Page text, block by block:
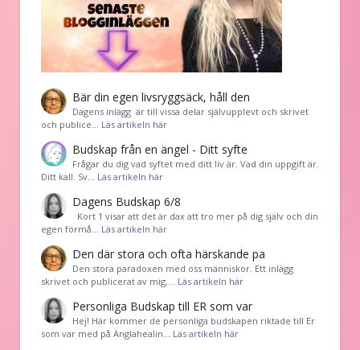
Bär din egen livsryggsäck, håll den
Dagens inlägg är till vissa delar självupplevt och skrivet
och publice… Läs artikeln här
Budskap från en ängel - Ditt syfte
Frågar du dig vad syftet med ditt liv är. Vad din uppgift är.
Ditt kall. Sv… Läs artikeln här
Dagens Budskap 6/8
Kort 1 visar att det är dax att tro mer på dig själv och din
egen förmå… Läs artikeln här
Den där stora och ofta härskande pa
Den stora paradoxen med oss människor. Ett inlägg
skrivet och publicerat av mig,… Läs artikeln här
Personliga Budskap till ER som var
Hej! Här kommer de personliga budskapen riktade till Er
som var med på Änglahealin… Läs artikeln här